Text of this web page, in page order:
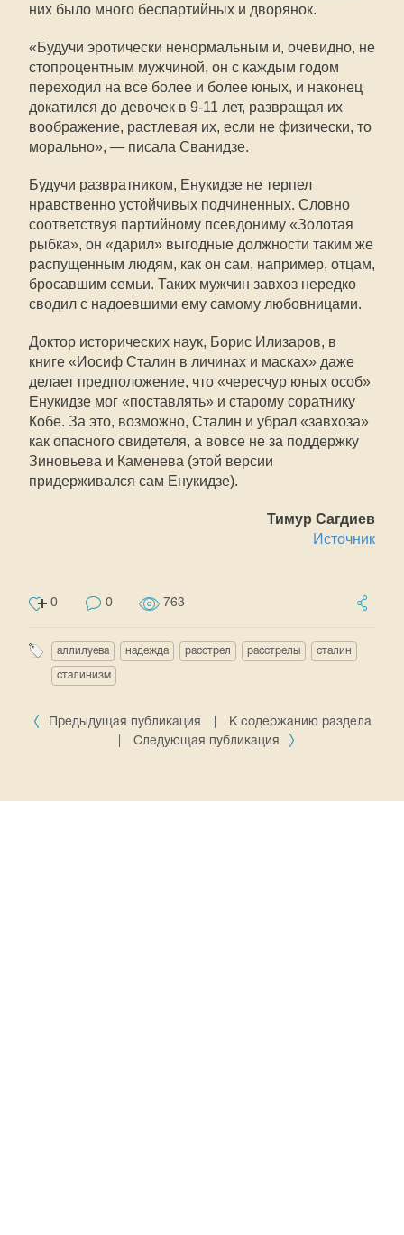
них было много беспартийных и дворянок.
«Будучи эротически ненормальным и, очевидно, не
стопроцентным мужчиной, он с каждым годом
переходил на все более и более юных, и наконец
докатился до девочек в 9-11 лет, развращая их
воображение, растлевая их, если не физически, то
морально», — писала Сванидзе.
Будучи развратником, Енукидзе не терпел
нравственно устойчивых подчиненных. Словно
соответствуя партийному псевдониму «Золотая
рыбка», он «дарил» выгодные должности таким же
распущенным людям, как он сам, например, отцам,
бросавшим семьи. Таких мужчин завхоз нередко
сводил с надоевшими ему самому любовницами.
Доктор исторических наук, Борис Илизаров, в
книге «Иосиф Сталин в личинах и масках» даже
делает предположение, что «чересчур юных особ»
Енукидзе мог «поставлять» и старому соратнику
Кобе. За это, возможно, Сталин и убрал «завхоза»
как опасного свидетеля, а вовсе не за поддержку
Зиновьева и Каменева (этой версии
придерживался сам Енукидзе).
Тимур Сагдиев
Источник
0 0 763
аллилуева надежда расстрел расстрелы сталин
сталинизм
Предыдущая публикация
К содержанию раздела
Следующая публикация